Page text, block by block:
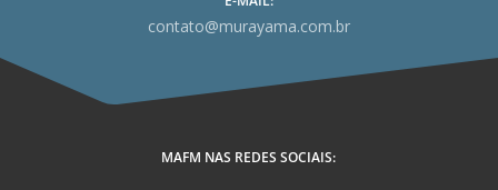
contato@murayama.com.br
MAFM NAS REDES SOCIAIS: